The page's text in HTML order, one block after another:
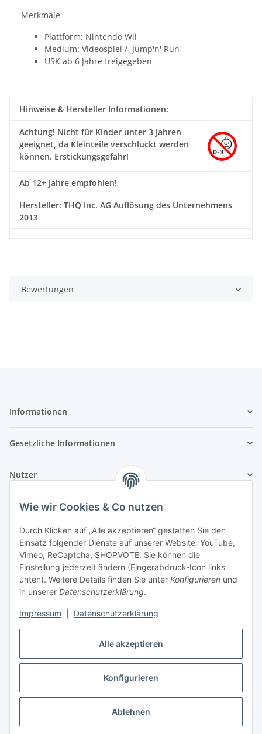
Alle akzeptieren
Konfigurieren
Ablehnen
Wie wir Cookies & Co nutzen
Durch Klicken auf „Alle akzeptieren“ gestatten Sie den
Einsatz folgender Dienste auf unserer Website: YouTube,
Vimeo, ReCaptcha, SHOPVOTE. Sie können die
Einstellung jederzeit ändern (Fingerabdruck-Icon links
unten). Weitere Details finden Sie unter Konfigurieren und
in unserer Datenschutzerklärung.
Impressum Datenschutzerklärung
Merkmale
Plattform: Nintendo Wii
Medium: Videospiel / Jump'n' Run
USK ab 6 Jahre freigegeben
Hinweise & Hersteller Informationen:
Achtung! Nicht für Kinder unter 3 Jahren
geeignet, da Kleinteile verschluckt werden
können. Erstickungsgefahr!
Ab 12+ Jahre empfohlen!
Hersteller: THQ Inc. AG Auflösung des Unternehmens
2013
Bewertungen
Informationen
Gesetzliche Informationen
Nutzer